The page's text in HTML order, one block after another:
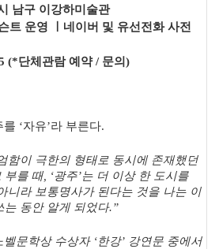
남구 이강하미술관
트 운영 ㅣ네이버 및 유선전화 사전
(*단체관람 예약/ 문의)
를 ‘자유’라 부른다.
함이 극한의 형태로 동시에 존재했던
부를 때, ‘광주’는 더 이상 한 도시를
니라 보통명사가 된다는 것을 나는 이
는 동안 알게 되었다.”
벨문학상 수상자 ‘한강’ 강연문 중에서